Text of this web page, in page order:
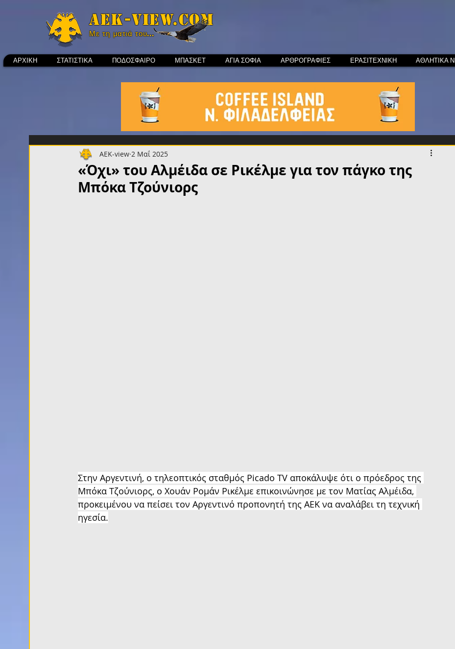
Aek-view.com
Με τη ματιά του...
ΑΡΧΙΚΗ ΣΤΑΤΙΣΤΙΚΑ ΠΟΔΟΣΦΑΙΡΟ ΜΠΑΣΚΕΤ ΑΓΙΑ ΣΟΦΙΑ ΑΡΘΡΟΓΡΑΦΙΕΣ ΕΡΑΣΙΤΕΧΝΙΚΗ ΑΘΛΗΤΙΚΑ
«Όχι» του Αλμέιδα σε Ρικέλμε για τον πάγκο της
Μπόκα Tζούνιορς
AEK-view 2 Μαΐ 2025
Στην Αργεντινή, ο τηλεοπτικός σταθμός Picado TV αποκάλυψε ότι ο πρόεδρος της
Μπόκα Τζούνιορς, ο Χουάν Ρομάν Ρικέλμε επικοινώνησε με τον Ματίας Αλμέιδα,
προκειμένου να πείσει τον Αργεντινό προπονητή της ΑΕΚ να αναλάβει τη τεχνική
ηγεσία.